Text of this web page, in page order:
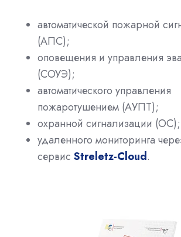
автоматической пожарной
(АПС);
оповещения и управления
(СОУЭ);
автоматического управления
пожаротушением (АУПТ);
охранной сигнализации (ОС);
удаленного мониторинга
сервис Streletz-Cloud.